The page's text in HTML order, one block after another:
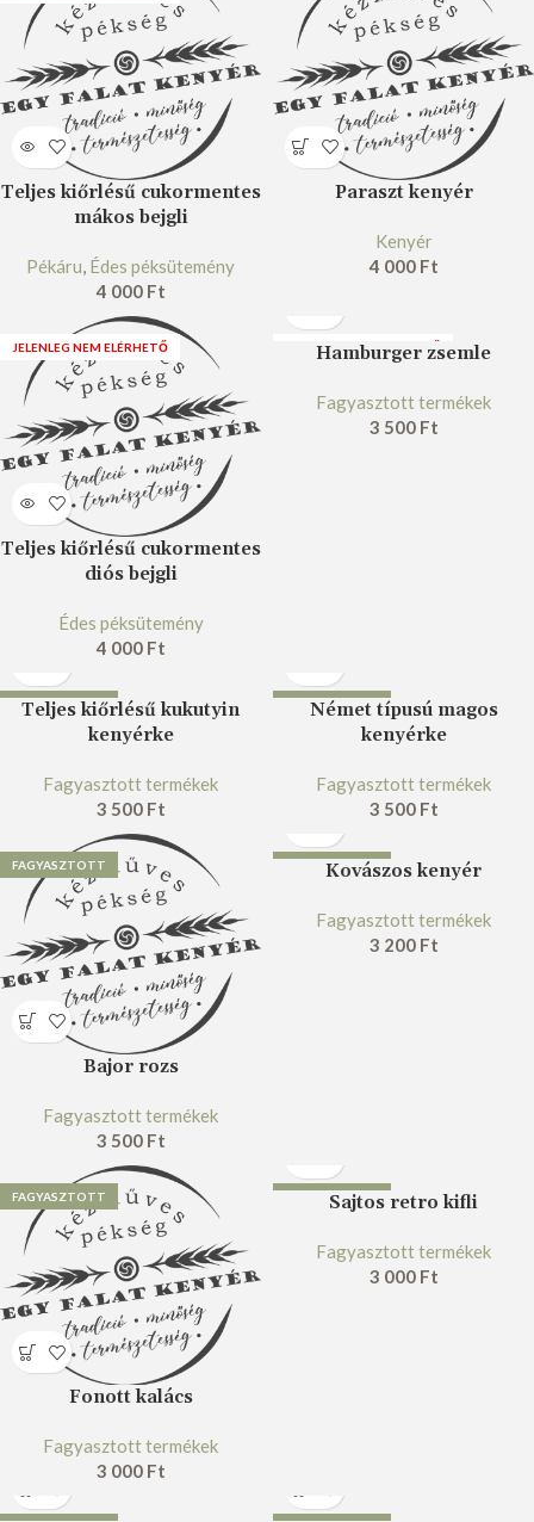
Teljes kiőrlésű cukormentes
mákos bejgli
Pékáru, Édes péksütemény
4 000 Ft
Paraszt kenyér
Kenyér
4 000 Ft
JELENLEG NEM ELÉRHETŐ
Teljes kiőrlésű cukormentes
diós bejgli
Édes péksütemény
4 000 Ft
JELENLEG NEM ELÉRHETŐ
Hamburger zsemle
Fagyasztott termékek
3 500 Ft
FAGYASZTOTT
Teljes kiőrlésű kukutyin
kenyérke
Fagyasztott termékek
3 500 Ft
FAGYASZTOTT
Német típusú magos
kenyérke
Fagyasztott termékek
3 500 Ft
FAGYASZTOTT
Bajor rozs
Fagyasztott termékek
3 500 Ft
FAGYASZTOTT
Kovászos kenyér
Fagyasztott termékek
3 200 Ft
FAGYASZTOTT
Fonott kalács
Fagyasztott termékek
3 000 Ft
FAGYASZTOTT
Sajtos retro kifli
Fagyasztott termékek
3 000 Ft